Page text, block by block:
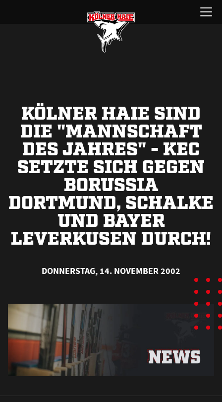
Menü
öffnen
KÖLNER HAIE SIND
DIE "MANNSCHAFT
DES JAHRES" - KEC
SETZTE SICH GEGEN
BORUSSIA
DORTMUND, SCHALKE
UND BAYER
LEVERKUSEN DURCH!
DONNERSTAG, 14. NOVEMBER 2002